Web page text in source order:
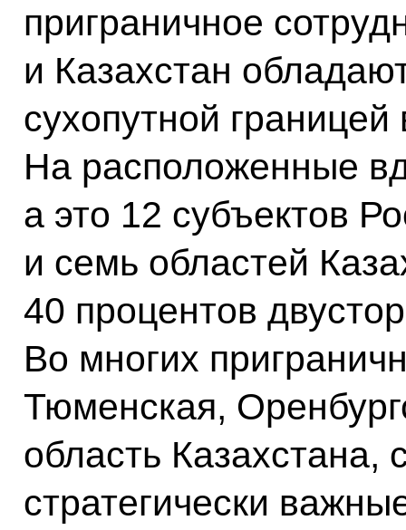
приграничное
и Казахстан
сухопутной
На расположенные
а это 12 субъектов
и семь областей
40 процентов
Во многих
Тюменская,
область Казахстана,
стратегически